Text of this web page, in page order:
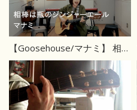
【Goosehouse/マナミ】 相棒は瓶のジンジャーエール